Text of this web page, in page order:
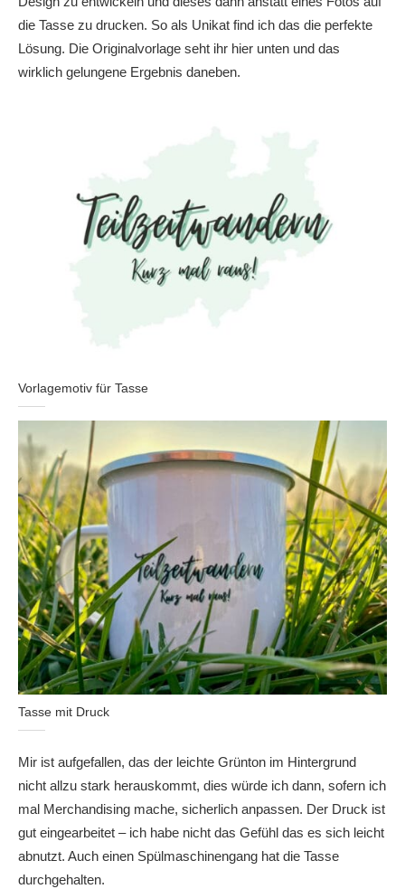
die Tasse zu drucken. So als Unikat find ich das die perfekte
Lösung. Die Originalvorlage seht ihr hier unten und das
wirklich gelungene Ergebnis daneben.
Vorlagemotiv für Tasse
Tasse mit Druck
Mir ist aufgefallen, das der leichte Grünton im Hintergrund
nicht allzu stark herauskommt, dies würde ich dann, sofern ich
mal Merchandising mache, sicherlich anpassen. Der Druck ist
gut eingearbeitet – ich habe nicht das Gefühl das es sich leicht
abnutzt. Auch einen Spülmaschinengang hat die Tasse
durchgehalten.